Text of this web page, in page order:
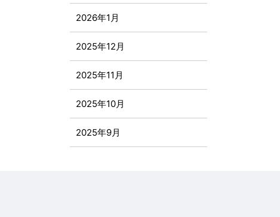
2026年1月
2025年12月
2025年11月
2025年10月
2025年9月